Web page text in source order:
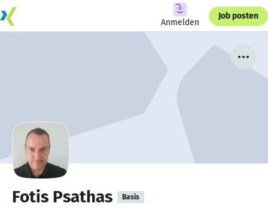
Anmelden
Job posten
Fotis Psathas Basis